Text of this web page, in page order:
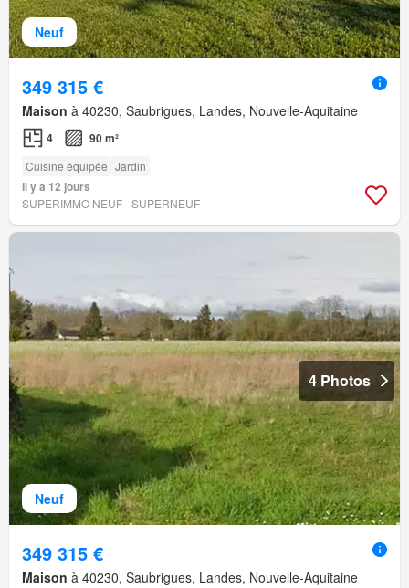
Neuf
349 315 €
Maison à 40230, Saubrigues, Landes, Nouvelle-Aquitaine
4 90 m²
Cuisine équipée Jardin
Il y a 12 jours
SUPERIMMO NEUF - SUPERNEUF
Neuf
4 Photos
349 315 €
Maison à 40230, Saubrigues, Landes, Nouvelle-Aquitaine